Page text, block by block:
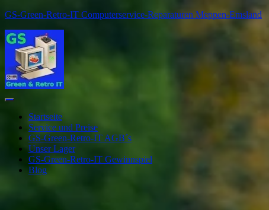
GS-Green-Retro-IT Computerservice-Reparaturen Meppen-Emsland
umschaltenStartseite
Service und Preise
GS-Green-Retro-IT AGB´s
Unser Lager
GS-Green-Retro-IT Gewinnspiel
Blog